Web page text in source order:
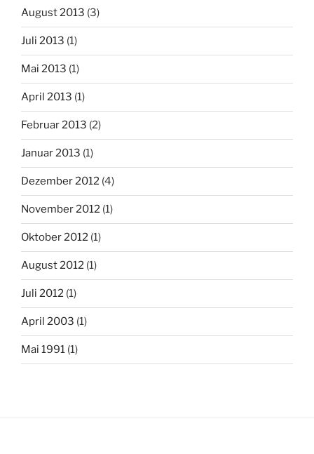
August 2013 (3)
Juli 2013 (1)
Mai 2013 (1)
April 2013 (1)
Februar 2013 (2)
Januar 2013 (1)
Dezember 2012 (4)
November 2012 (1)
Oktober 2012 (1)
August 2012 (1)
Juli 2012 (1)
April 2003 (1)
Mai 1991 (1)